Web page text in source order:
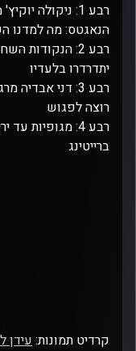
רבע 1: ניקולה
הנאגטס: מה למדנו
רבע 2: הנקודות
יתדרדרו בלעדיו
רבע 3: דני
רוצה לפגוש
רבע 4: מגופיות
ברייטינג
קרדיט תמונות:עידן